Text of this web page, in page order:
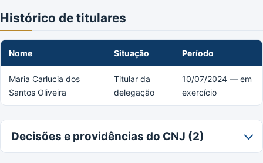
Histórico de titulares
Nome Situação Período
Maria Carlucia dos
Santos Oliveira
Titular da
delegação
10/07/2024 — em
exercício
Decisões e providências do CNJ (2)